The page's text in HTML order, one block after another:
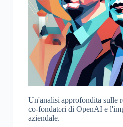
Un'analisi approfondita sulle
co-fondatori di OpenAI e
aziendale.